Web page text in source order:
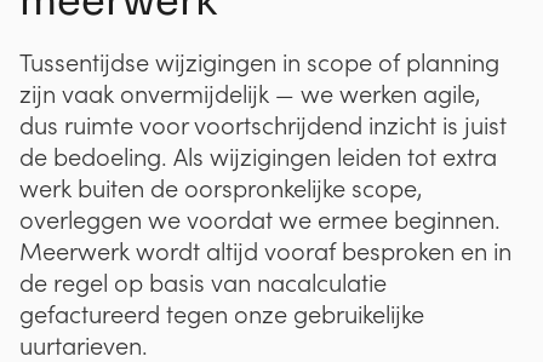
Tussentijdse wijzigingen in scope of planning
zijn vaak onvermijdelijk — we werken agile,
dus ruimte voor voortschrijdend inzicht is juist
de bedoeling. Als wijzigingen leiden tot extra
werk buiten de oorspronkelijke scope,
overleggen we voordat we ermee beginnen.
Meerwerk wordt altijd vooraf besproken en in
de regel op basis van nacalculatie
gefactureerd tegen onze gebruikelijke
uurtarieven.